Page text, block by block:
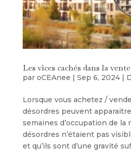
Les vices cachés dans la
par oCEAnee | Sep 6, 2024|
Lorsque vous achetez /
désordres peuvent
semaines d’occupation de la
désordres n’étaient pas
et qu’ils sont d’une gravité